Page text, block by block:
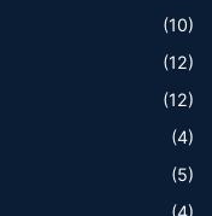
(10)
(12)
(12)
(4)
(5)